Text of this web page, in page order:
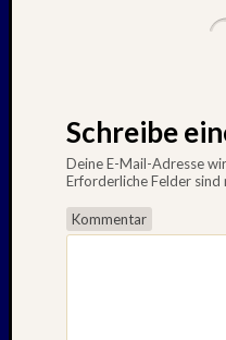
Schreibe
Deine E-Mail-Adresse
Erforderliche Felder sind
Kommentar